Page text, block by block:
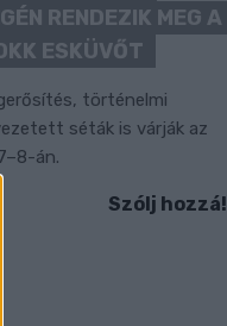
RENDEZIK MEG A
ESKÜVŐT
történelmi
séták is várják az
án.
Szólj hozzá!